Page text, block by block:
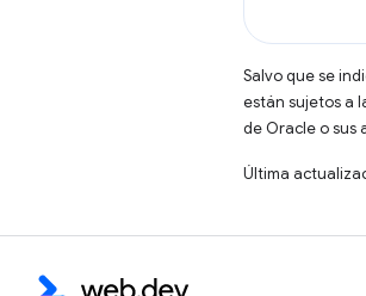
Salvo que se
están sujetos a
de Oracle o sus
Última